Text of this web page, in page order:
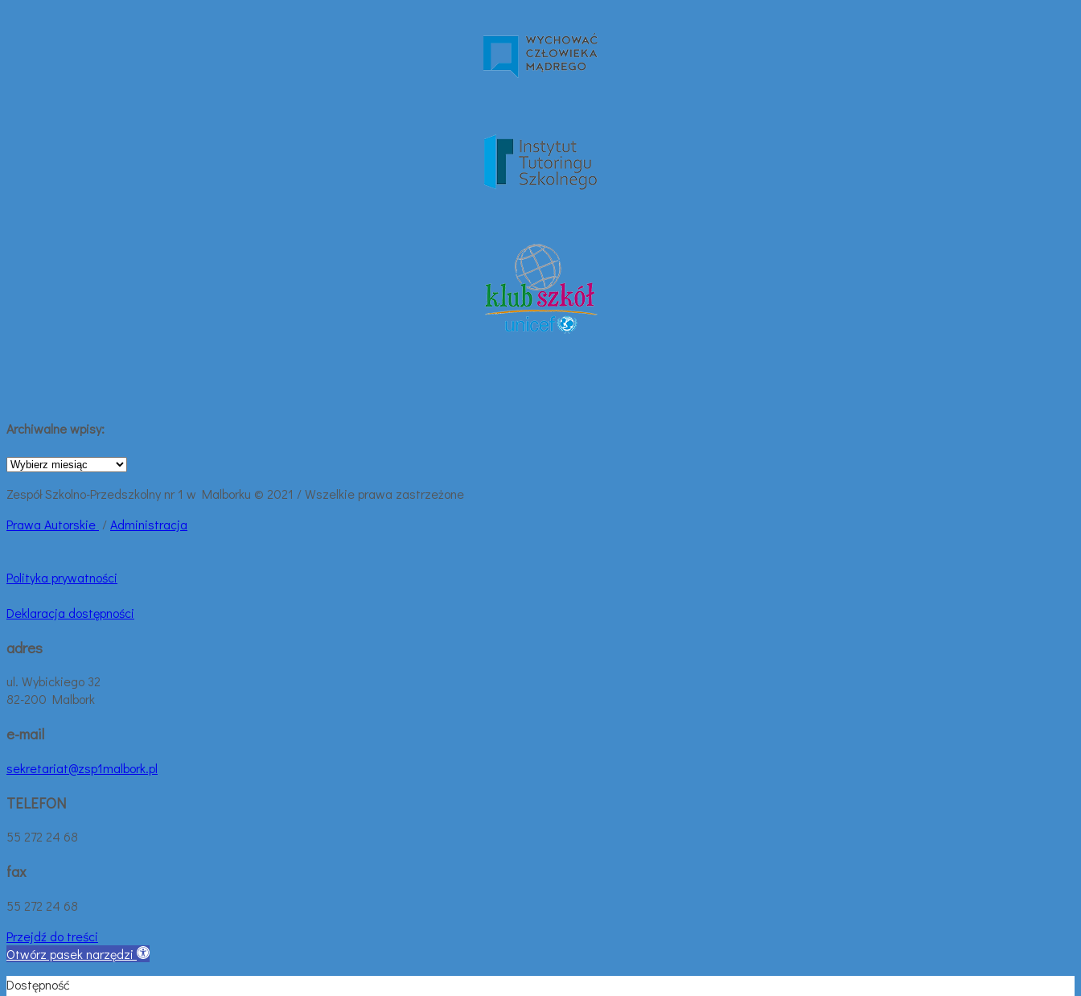
Archiwalne wpisy:
Archiwalne
Zespół Szkolno-Przedszkolny nr 1 w Malborku © 2021 / Wszelkie prawa zastrzeżone
Prawa Autorskie /Administracja
Polityka prywatności
Deklaracja dostępności
adres
ul. Wybickiego 32
82-200 Malbork
e-mail
sekretariat@zsp1malbork.pl
TELEFON
55 272 24 68
fax
55 272 24 68
Przejdź do treści
Otwórz pasek narzędzi
Dostępność